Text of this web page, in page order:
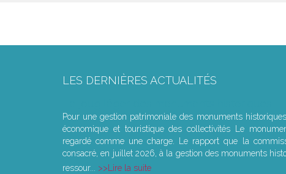
LES DERNIÈRES ACTUALITÉS
Pour une gestion patrimoniale des monuments
économique et touristique des collectivités Le
regardé comme une charge. Le rapport que la
consacré, en juillet 2026, à la gestion des monuments
ressour...
Lire la suite